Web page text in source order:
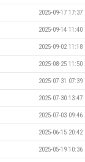
2025-09-17 17:37
2025-09-14 11:40
2025-09-02 11:18
2025-08-25 11:50
2025-07-31 07:39
2025-07-30 13:47
2025-07-03 09:46
2025-06-15 20:42
2025-05-19 10:36